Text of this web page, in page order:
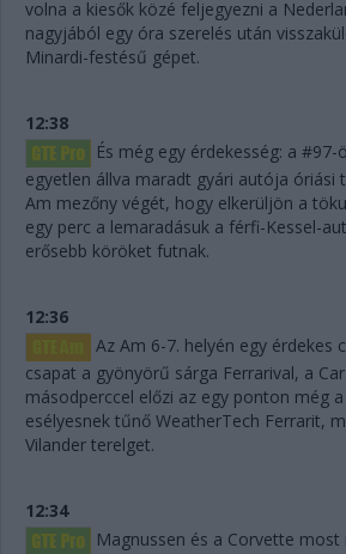
volna a kiesők közé feljegyezni a
nagyjából egy óra szerelés után
Minardi-festésű gépet.
12:38
És még egy érdekesség: a
egyetlen állva maradt gyári autója óriási
Am mezőny végét, hogy elkerüljön a
egy perc a lemaradásuk a férfi-Kessel-
erősebb köröket futnak.
12:36
Az Am 6-7. helyén egy érdekes
csapat a gyönyörű sárga Ferrarival, a
másodperccel előzi az egy ponton még
esélyesnek tűnő WeatherTech Ferrarit,
Vilander terelget.
12:34
Magnussen és a Corvette most